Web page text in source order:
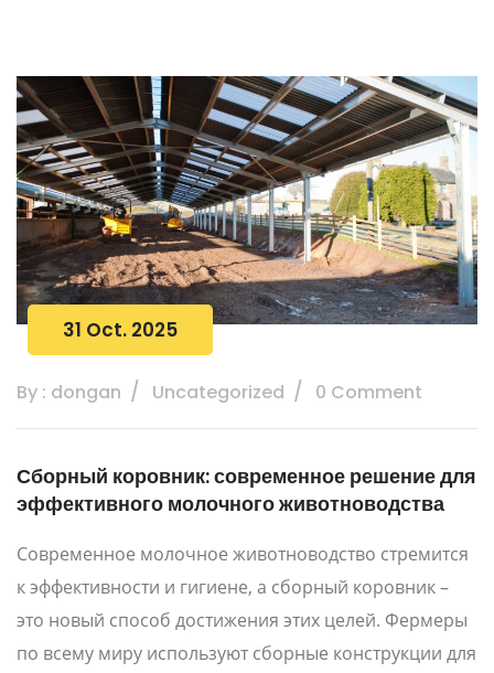
31 Oct. 2025
By : dongan Uncategorized 0 Comment
Сборный коровник: современное решение для
эффективного молочного животноводства
Современное молочное животноводство стремится
к эффективности и гигиене, а сборный коровник –
это новый способ достижения этих целей. Фермеры
по всему миру используют сборные конструкции для